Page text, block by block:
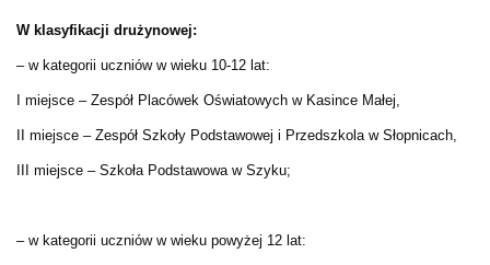
W klasyfikacji drużynowej:
– w kategorii uczniów w wieku 10-12 lat:
I miejsce – Zespół Placówek Oświatowych w Kasince Małej,
II miejsce – Zespół Szkoły Podstawowej i Przedszkola w Słopnicach,
III miejsce – Szkoła Podstawowa w Szyku;
– w kategorii uczniów w wieku powyżej 12 lat: